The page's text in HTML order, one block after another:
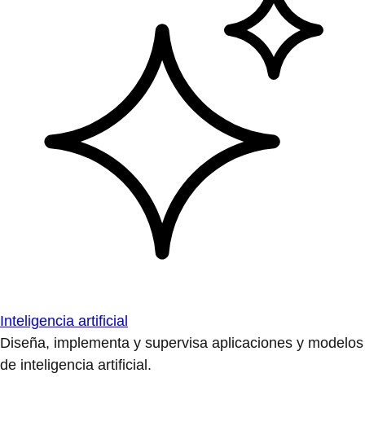
Inteligencia artificial
Diseña, implementa y supervisa aplicaciones y modelos
de inteligencia artificial.